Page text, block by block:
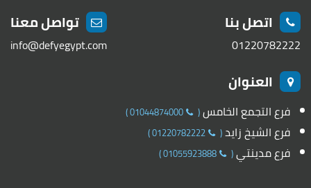
اتصل بنا
01220782222
تواصل معنا
info@defyegypt.com
العنوان
فرع التجمع الخامس(
01044874000
)
فرع الشيخ زايد(
01220782222
)
فرع مدينتي(
01055923888
)